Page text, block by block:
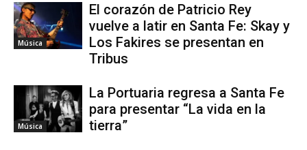
Música
El corazón de Patricio Rey
vuelve a latir en Santa Fe: Skay y
Los Fakires se presentan en
Tribus
Música
La Portuaria regresa a Santa Fe
para presentar “La vida en la
tierra”